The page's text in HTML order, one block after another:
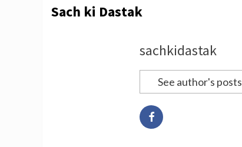
Sach ki Dastak
sachkidastak
See author's posts